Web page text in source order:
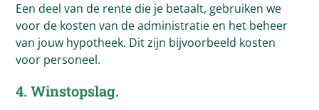
Een deel van de rente die je betaalt, gebruiken we
voor de kosten van de administratie en het beheer
van jouw hypotheek. Dit zijn bijvoorbeeld kosten
voor personeel.
4. Winstopslag.